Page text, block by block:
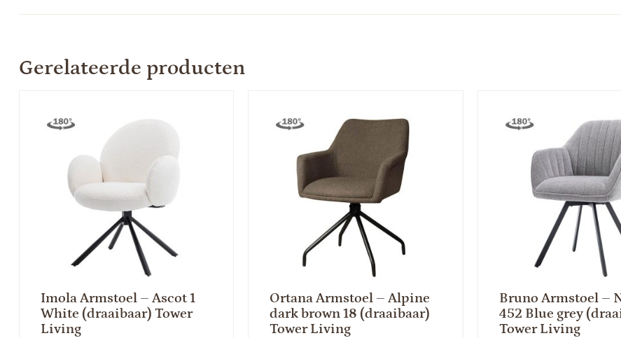
Gerelateerde producten
Imola Armstoel – Ascot 1
White (draaibaar) Tower
Living
Ortana Armstoel – Alpine
dark brown 18 (draaibaar)
Tower Living
Bruno Armstoel –
452 Blue grey
Tower Living